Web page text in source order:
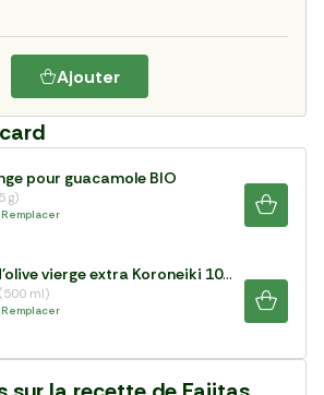
Ajouter
pour guacamole BIO
g)
Remplacer
L'Huile d'olive vierge extra Koroneiki 100%
ml)
Remplacer